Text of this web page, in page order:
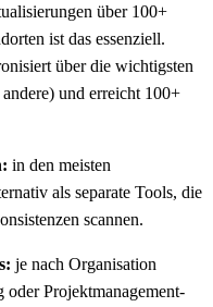
über 100+
ist das essenziell.
über die wichtigsten
und erreicht 100+
in den meisten
als separate Tools, die
scannen.
je nach Organisation
Projektmanagement-